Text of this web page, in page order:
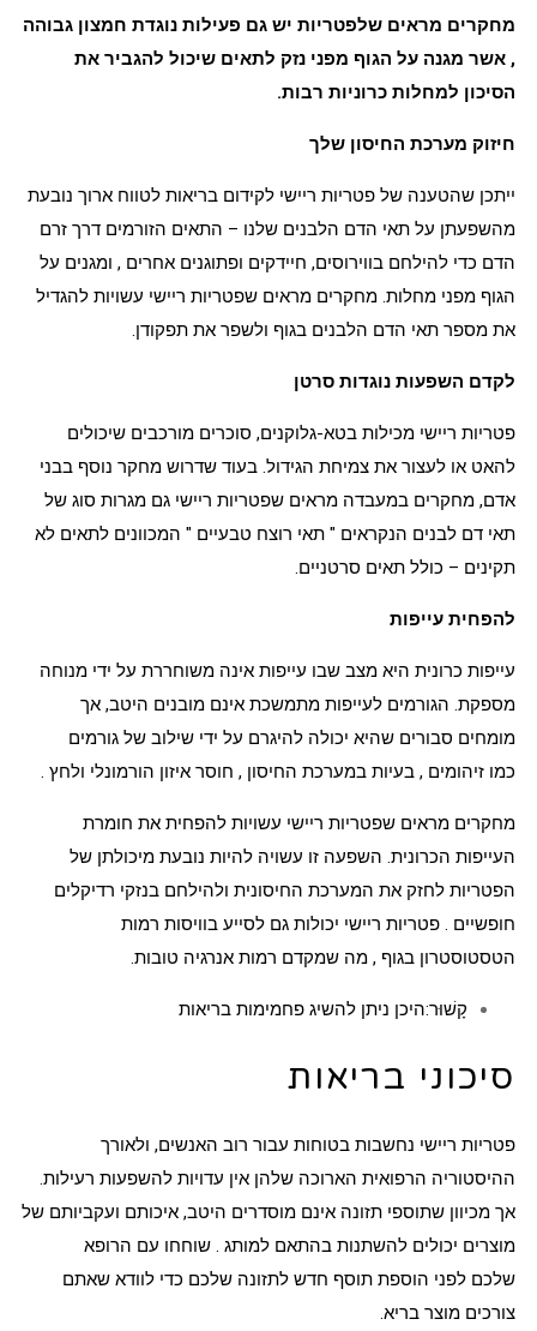
מחקרים מראים שלפטריות יש גם פעילות נוגדת חמצון גבוהה
, אשר מגנה על הגוף מפני נזק לתאים שיכול להגביר את
הסיכון למחלות כרוניות רבות.
חיזוק מערכת החיסון שלך
ייתכן שהטענה של פטריות ריישי לקידום בריאות לטווח ארוך נובעת
מהשפעתן על תאי הדם הלבנים שלנו – התאים הזורמים דרך זרם
הדם כדי להילחם בווירוסים, חיידקים ופתוגנים אחרים , ומגנים על
הגוף מפני מחלות. מחקרים מראים שפטריות ריישי עשויות להגדיל
את מספר תאי הדם הלבנים בגוף ולשפר את תפקודן.
לקדם השפעות נוגדות סרטן
פטריות ריישי מכילות בטא-גלוקנים, סוכרים מורכבים שיכולים
להאט או לעצור את צמיחת הגידול. בעוד שדרוש מחקר נוסף בבני
אדם, מחקרים במעבדה מראים שפטריות ריישי גם מגרות סוג של
תאי דם לבנים הנקראים " תאי רוצח טבעיים " המכוונים לתאים לא
תקינים – כולל תאים סרטניים.
להפחית עייפות
עייפות כרונית היא מצב שבו עייפות אינה משוחררת על ידי מנוחה
מספקת. הגורמים לעייפות מתמשכת אינם מובנים היטב, אך
מומחים סבורים שהיא יכולה להיגרם על ידי שילוב של גורמים
כמו זיהומים , בעיות במערכת החיסון , חוסר איזון הורמונלי ולחץ .
מחקרים מראים שפטריות ריישי עשויות להפחית את חומרת
העייפות הכרונית. השפעה זו עשויה להיות נובעת מיכולתן של
הפטריות לחזק את המערכת החיסונית ולהילחם בנזקי רדיקלים
חופשיים . פטריות ריישי יכולות גם לסייע בוויסות רמות
הטסטוסטרון בגוף , מה שמקדם רמות אנרגיה טובות.
קָשׁוּר:היכן ניתן להשיג פחמימות בריאות
סיכוני בריאות
פטריות ריישי נחשבות בטוחות עבור רוב האנשים, ולאורך
ההיסטוריה הרפואית הארוכה שלהן אין עדויות להשפעות רעילות.
אך מכיוון שתוספי תזונה אינם מוסדרים היטב, איכותם ועקביותם של
מוצרים יכולים להשתנות בהתאם למותג . שוחחו עם הרופא
שלכם לפני הוספת תוסף חדש לתזונה שלכם כדי לוודא שאתם
צורכים מוצר בריא.